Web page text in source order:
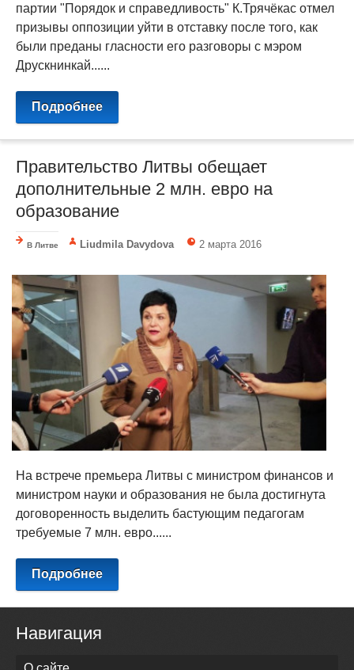
партии "Порядок и справедливость" К.Трячёкас отмел
призывы оппозиции уйти в отставку после того, как
были преданы гласности его разговоры с мэром
Друскнинкай......
Подробнее
Правительство Литвы обещает
дополнительные 2 млн. евро на
образование
В Литве Liudmila Davydova 2 марта 2016
На встрече премьера Литвы с министром финансов и
министром науки и образования не была достигнута
договоренность выделить бастующим педагогам
требуемые 7 млн. евро......
Подробнее
Навигация